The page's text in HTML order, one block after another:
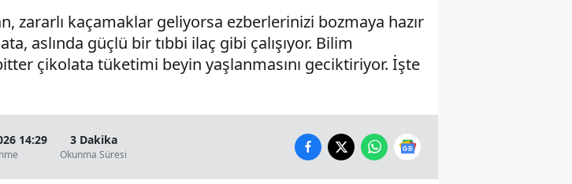
Bilecik
Bingöl
zararlı kaçamaklar geliyorsa ezberlerinizi bozmaya hazır
aslında güçlü bir tıbbi ilaç gibi çalışıyor. Bilim
çikolata tüketimi beyin yaşlanmasını geciktiriyor. İşte
14:29 3 Dakika
Okunma Süresi